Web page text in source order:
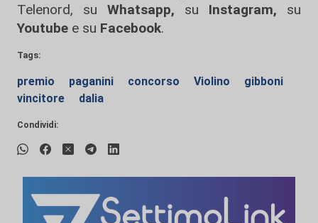
Telenord, su
Whatsapp, su Instagram, su
Youtube e su Facebook.
Tags:
premio paganini concorso Violino
gibboni
vincitore
dalia
Condividi: